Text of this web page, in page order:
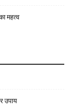
महत्व
उपाय